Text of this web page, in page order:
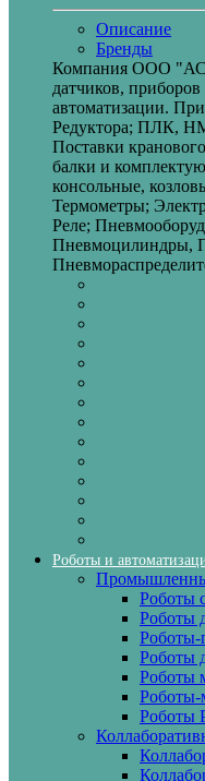
Описание
Бренды
Компания ООО
датчиков,
автоматизации.
Редуктора; ПЛК,
Поставки
балки и
консольные,
Термометры;
Реле;
Пневмоцилиндры,
Роботы и
Роботы
Роботы
Роботы-
Роботы
Роботы
Роботы-
Роботы